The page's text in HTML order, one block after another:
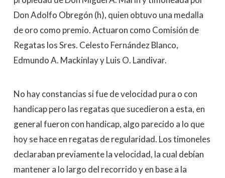
Don Adolfo Obregón (h), quien obtuvo una medalla
de oro como premio. Actuaron como Comisión de
Regatas los Sres. Celesto Fernández Blanco,
Edmundo A. Mackinlay y Luis O. Landivar.
No hay constancias si fue de velocidad pura o con
handicap pero las regatas que sucedieron a esta, en
general fueron con handicap, algo parecido a lo que
hoy se hace en regatas de regularidad. Los timoneles
declaraban previamente la velocidad, la cual debían
mantener a lo largo del recorrido y en base a la